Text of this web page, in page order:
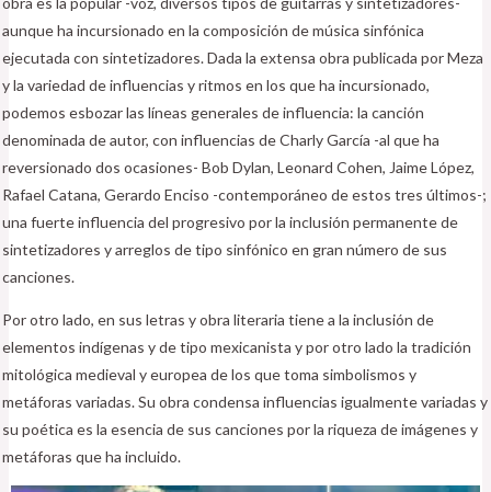
aunque ha incursionado en la composición de música sinfónica
ejecutada con sintetizadores. Dada la extensa obra publicada por Meza
y la variedad de influencias y ritmos en los que ha incursionado,
podemos esbozar las líneas generales de influencia: la canción
denominada de autor, con influencias de Charly García -al que ha
reversionado dos ocasiones- Bob Dylan, Leonard Cohen, Jaime López,
Rafael Catana, Gerardo Enciso -contemporáneo de estos tres últimos-;
una fuerte influencia del progresivo por la inclusión permanente de
sintetizadores y arreglos de tipo sinfónico en gran número de sus
canciones.
Por otro lado, en sus letras y obra literaria tiene a la inclusión de
elementos indígenas y de tipo mexicanista y por otro lado la tradición
mitológica medieval y europea de los que toma simbolismos y
metáforas variadas. Su obra condensa influencias igualmente variadas y
su poética es la esencia de sus canciones por la riqueza de imágenes y
metáforas que ha incluido.